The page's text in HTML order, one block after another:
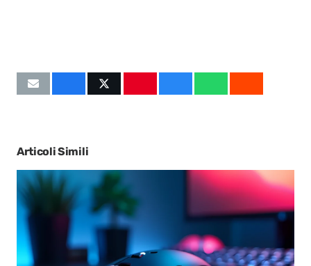
Articoli Simili